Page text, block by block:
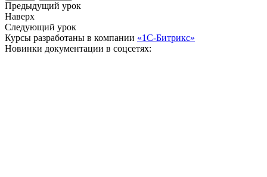
Предыдущий урок
Наверх
Следующий урок
Курсы разработаны в компании «1С-Битрикс»
Новинки документации в соцсетях: